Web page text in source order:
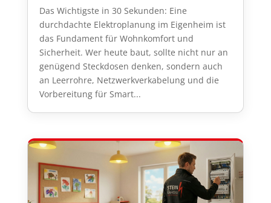
Das Wichtigste in 30 Sekunden: Eine
durchdachte Elektroplanung im Eigenheim ist
das Fundament für Wohnkomfort und
Sicherheit. Wer heute baut, sollte nicht nur an
genügend Steckdosen denken, sondern auch
an Leerrohre, Netzwerkverkabelung und die
Vorbereitung für Smart...